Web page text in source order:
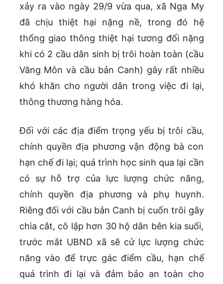
xảy ra vào ngày 29/9 vừa qua, xã Nga My
đã chịu thiệt hại nặng nề, trong đó hệ
thống giao thông thiệt hại tương đối nặng
khi có 2 cầu dân sinh bị trôi hoàn toàn (cầu
Văng Môn và cầu bản Canh) gây rất nhiều
khó khăn cho người dân trong việc đi lại,
thông thương hàng hóa.
Đối với các địa điểm trọng yếu bị trôi cầu,
chính quyền địa phương vận động bà con
hạn chế đi lại; quá trình học sinh qua lại cần
có sự hỗ trợ của lực lượng chức năng,
chính quyền địa phương và phụ huynh.
Riêng đối với cầu bản Canh bị cuốn trôi gây
chia cắt, cô lập hơn 30 hộ dân bên kia suối,
trước mắt UBND xã sẽ cử lực lượng chức
năng vào để trực gác điểm cầu, hạn chế
quá trình đi lại và đảm bảo an toàn cho